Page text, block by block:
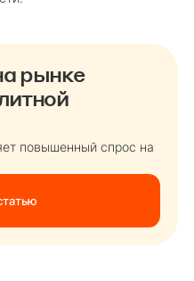
рынке
повышенный спрос на